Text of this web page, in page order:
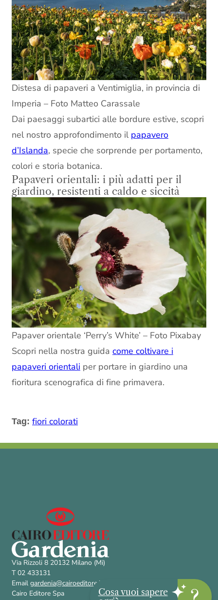
Distesa di papaveri a Ventimiglia, in provincia di
Imperia – Foto Matteo Carassale
Dai paesaggi subartici alle bordure estive, scopri
nel nostro approfondimento il papavero
d’Islanda, specie che sorprende per portamento,
colori e storia botanica.
Papaveri orientali: i più adatti per il
giardino, resistenti a caldo e siccità
Papaver orientale ‘Perry’s White’ – Foto Pixabay
Scopri nella nostra guida come coltivare i
papaveri orientali per portare in giardino una
fioritura scenografica di fine primavera.
Tag: fiori colorati
Via Rizzoli 8 20132 Milano (Mi)
T 02 433131
Email gardenia@cairoeditore.it
Cairo Editore Spa
Cosa vuoi sapere